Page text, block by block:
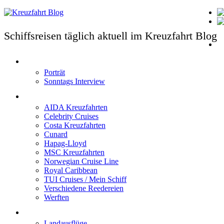
Schiffsreisen täglich aktuell im Kreuzfahrt Blog
Porträt
Sonntags Interview
AIDA Kreuzfahrten
Celebrity Cruises
Costa Kreuzfahrten
Cunard
Hapag-Lloyd
MSC Kreuzfahrten
Norwegian Cruise Line
Royal Caribbean
TUI Cruises / Mein Schiff
Verschiedene Reedereien
Werften